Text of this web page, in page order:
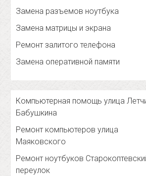
Замена разъемов ноутбука
Замена матрицы и экрана
Ремонт залитого телефона
Замена оперативной памяти
Компьютерная помощь улица
Бабушкина
Ремонт компьютеров улица
Маяковского
Ремонт ноутбуков
переулок